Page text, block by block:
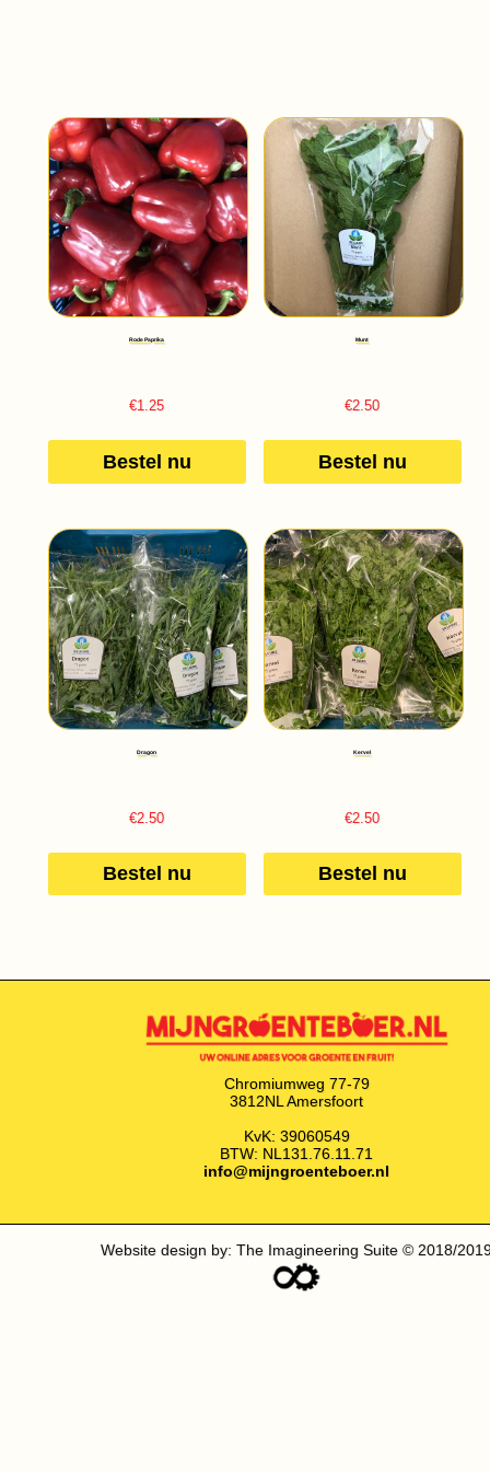
Rode Paprika
€1.25
Bestel nu
Munt
€2.50
Bestel nu
Dragon
€2.50
Bestel nu
Kervel
€2.50
Bestel nu
Chromiumweg 77-79
3812NL Amersfoort
KvK: 39060549
BTW: NL131.76.11.71
info@mijngroenteboer.nl
Website design by: The Imagineering Suite © 2018/